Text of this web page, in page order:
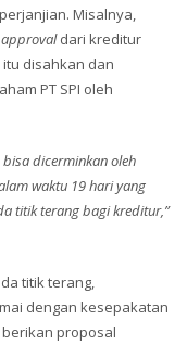
Misalnya,
approvaldari kreditur
disahkan dan
PT SPI oleh
bisa dicerminkan oleh
waktu 19 hari yang
titik terang bagi kreditur,”
titik terang,
dengan kesepakatan
proposal